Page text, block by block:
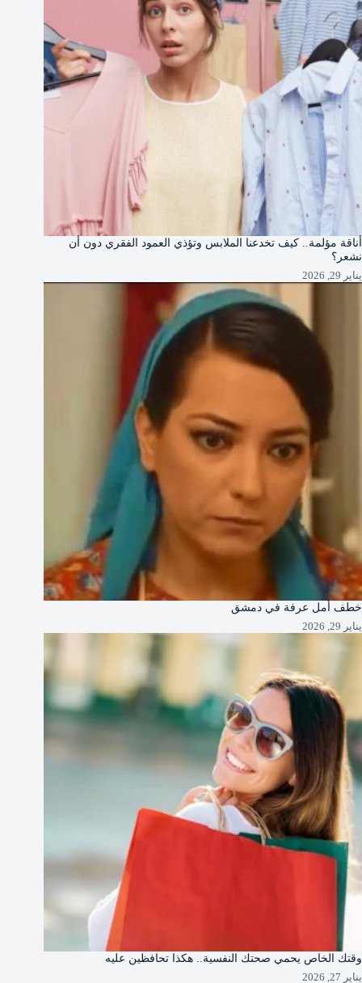
أناقة مؤلمة.. كيف تخدعنا الملابس وتؤذي العمود الفقري دون أن
نشعر؟
يناير 29, 2026
خطف أمل عرفة في دمشق
يناير 29, 2026
وقتك الخاص يحمي صحتك النفسية.. هكذا تحافظين عليه
يناير 27, 2026